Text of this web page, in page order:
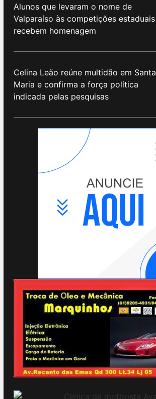
Alunos que levaram o nome de
Valparaíso às competições estaduais
recebem homenagem
Celina Leão reúne multidão em Santa
Maria e confirma a força política
indicada pelas pesquisas